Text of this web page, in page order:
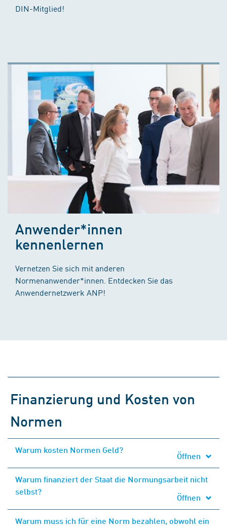
DIN-Mitglied!
Anwender*innen
kennenlernen
Vernetzen Sie sich mit anderen
Normenanwender*innen. Entdecken Sie das
Anwendernetzwerk ANP!
Finanzierung und Kosten von
Normen
Warum kosten Normen Geld?
Öffnen
Warum finanziert der Staat die Normungsarbeit nicht
selbst?
Öffnen
Warum muss ich für eine Norm bezahlen, obwohl ein